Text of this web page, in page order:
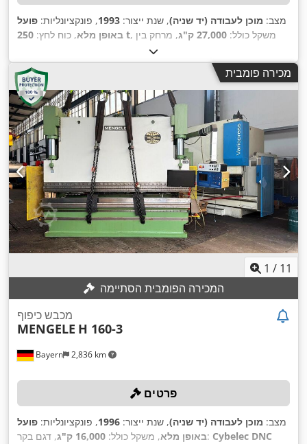
מצב: מוכן לעבודה (יד שניה), שנת ייצור: 1993, פונקציונליות: פועל
באופן מלא, כוח לחץ: 250 t , משקל כולל: 27,000 ק"ג
, מרחק בין
3,050 מ"מ
מכירה פומבית
1 / 11
המכירה הפומבית הסתיימה
Bayern 2,836 km
מכבש כיפוף
MENGELE H 160-3
פרטים
מצב: מוכן לעבודה (יד שניה), שנת ייצור: 1996, פונקציונליות: פועל
באופן מלא, משקל כולל: 16,000 ק"ג , דגם בקר: Cybelec DNC